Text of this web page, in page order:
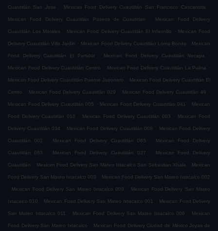
Cuautitlán San Jose . Mexican Food Delivery Cuautitlán San Francisco Cascantitla .
Mexican Food Delivery Cuautitlán Paseos de Cuautitlan . Mexican Food Delivery
Cuautitlán Los Morales . Mexican Food Delivery Cuautitlán El Infiernillo . Mexican Food
Delivery Cuautitlán Villa Jardin . Mexican Food Delivery Cuautitlán Loma Bonita . Mexican
Food Delivery Cuautitlán El Partidor . Mexican Food Delivery Cuautitlán Necapa .
Mexican Food Delivery Cuautitlán Centro . Mexican Food Delivery Cuautitlán La Palma .
Mexican Food Delivery Cuautitlán Puente Jabonero . Mexican Food Delivery Cuautitlán El
Cerrito . Mexican Food Delivery Cuautitlán 029 . Mexican Food Delivery Cuautitlán 49 .
Mexican Food Delivery Cuautitlán 005 . Mexican Food Delivery Cuautitlán 041 . Mexican
Food Delivery Cuautitlán 010 . Mexican Food Delivery Cuautitlán 003 . Mexican Food
Delivery Cuautitlán 034 . Mexican Food Delivery Cuautitlán 008 . Mexican Food Delivery
Cuautitlán 001 . Mexican Food Delivery Cuautitlán 065 . Mexican Food Delivery
Cuautitlán 063 . Mexican Food Delivery Cuautitlán 037 . Mexican Food Delivery
Cuautitlán . Mexican Food Delivery San Mateo Ixtacalco San Sebastian Xhala . Mexican
Food Delivery San Mateo Ixtacalco 003 . Mexican Food Delivery San Mateo Ixtacalco 002
. Mexican Food Delivery San Mateo Ixtacalco 009 . Mexican Food Delivery San Mateo
Ixtacalco 010 . Mexican Food Delivery San Mateo Ixtacalco 001 . Mexican Food Delivery
San Mateo Ixtacalco 011 . Mexican Food Delivery San Mateo Ixtacalco 006 . Mexican
Food Delivery San Mateo Ixtacalco . Mexican Food Delivery Ciudad de México Joyas de